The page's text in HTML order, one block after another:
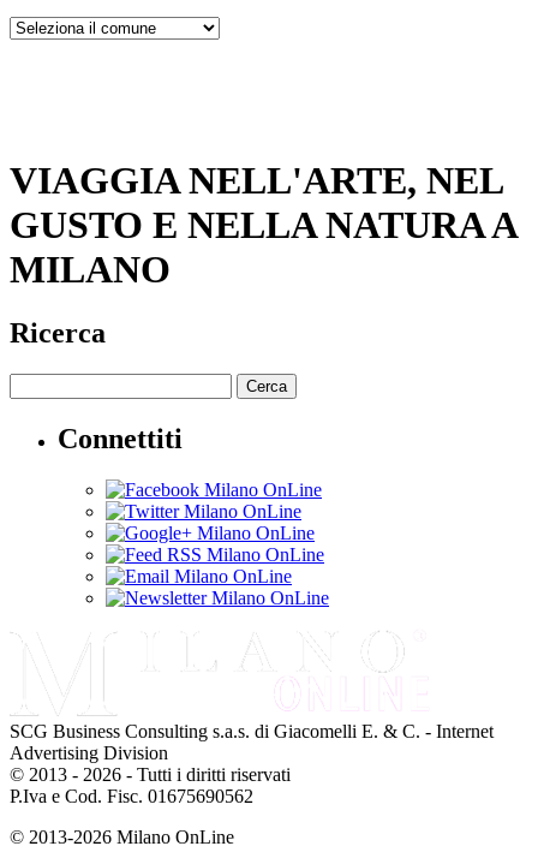
VIAGGIA NELL'ARTE, NEL
GUSTO E NELLA NATURA A
MILANO
Ricerca
Cerca
Connettiti
SCG Business Consulting s.a.s. di Giacomelli E. & C. - Internet
Advertising Division
© 2013 - 2026 - Tutti i diritti riservati
P.Iva e Cod. Fisc. 01675690562
© 2013-2026 Milano OnLine